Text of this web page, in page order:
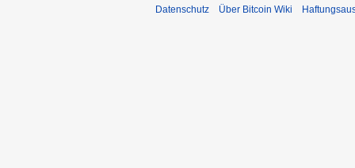
Datenschutz Über Bitcoin Wiki